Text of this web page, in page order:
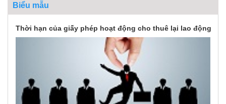
Biểu mẫu
Thời hạn của giấy phép hoạt động cho thuê lại lao động